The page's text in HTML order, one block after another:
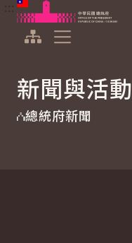
跳到主要內容
中華民國總統府
新聞與活動
總統府新聞